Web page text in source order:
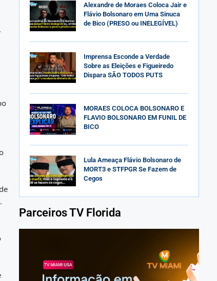
Alexandre de Moraes Coloca Jair e
Flávio Bolsonaro em Uma Sinuca
de Bico (PRESO ou INELEGÍVEL)
Imprensa Esconde a Verdade
Sobre as Eleições e Figueiredo
Dispara SÃO TODOS PUTS
MORAES COLOCA BOLSONARO E
FLAVIO BOLSONARO EM FUNIL DE
BICO
Lula Ameaça Flávio Bolsonaro de
MORT3 e STFPGR Se Fazem de
Cegos
Parceiros TV Florida